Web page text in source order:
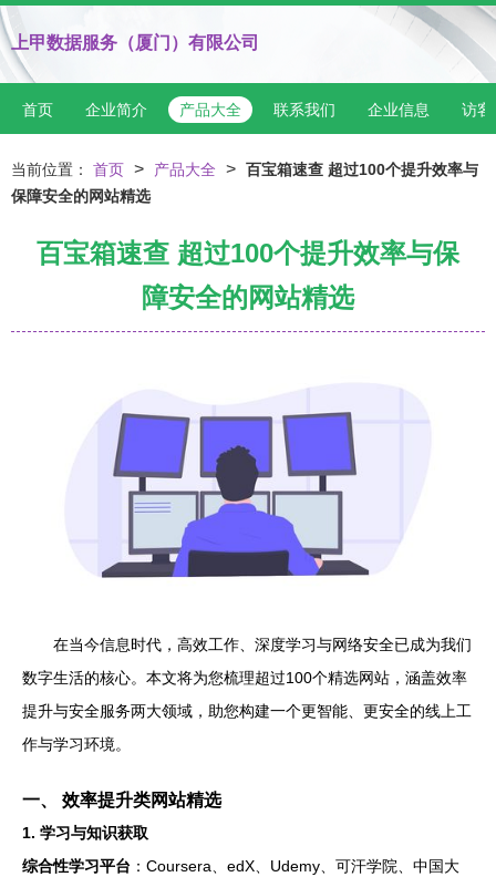
上甲数据服务（厦门）有限公司
首页 企业简介 产品大全 联系我们 企业信息 访客
当前位置： 首页 > 产品大全 > 百宝箱速查 超过100个提升效率与
保障安全的网站精选
百宝箱速查 超过100个提升效率与保
障安全的网站精选
在当今信息时代，高效工作、深度学习与网络安全已成为我们
数字生活的核心。本文将为您梳理超过100个精选网站，涵盖效率
提升与安全服务两大领域，助您构建一个更智能、更安全的线上工
作与学习环境。
一、 效率提升类网站精选
1. 学习与知识获取
综合性学习平台 ：Coursera、edX、Udemy、可汗学院、中国大